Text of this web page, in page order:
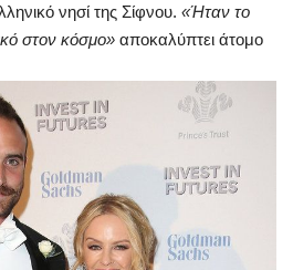
νησί της Σίφνου. «Ήταν το
στον κόσμο» αποκαλύπτει άτομο